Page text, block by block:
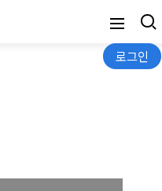
로그인